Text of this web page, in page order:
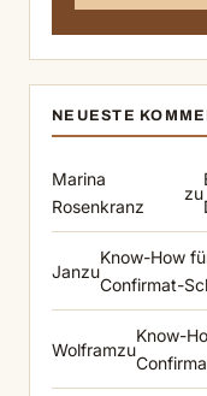
NEUESTE
Marina
Rosenkranz
zu
Janzu
Know-How
Confirmat-
Wolframzu
Know-